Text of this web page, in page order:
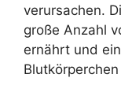
verursachen.
große Anzahl
ernährt und